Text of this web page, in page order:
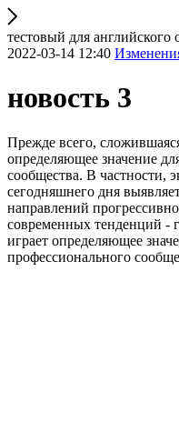
тестовый для английского
2022-03-14 12:40
новость 3
Прежде всего,
определяющее значение
сообщества. В частности,
сегодняшнего дня
направлений
современных тенденций -
играет определяющее
профессионального